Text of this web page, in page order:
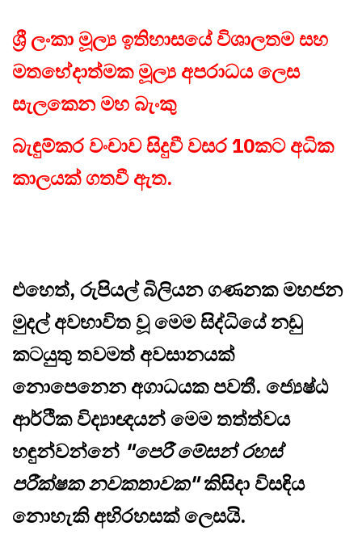
ශ්‍රී ලංකා මූල්‍ය ඉතිහාසයේ විශාලතම සහ
මතභේදාත්මක මූල්‍ය අපරාධය ලෙස
සැලකෙන මහ බැංකු
බැඳුම්කර වංචාව සිදුවී වසර 10කට අධික
කාලයක් ගතවී ඇත.
එහෙත්, රුපියල් බිලියන ගණනක මහජන
මුදල් අවභාවිත වූ මෙම සිද්ධියේ නඩු
කටයුතු තවමත් අවසානයක්
නොපෙනෙන අගාධයක පවතී. ජ්‍යෙෂ්ඨ
ආර්ථික විද්‍යාඥයන් මෙම තත්ත්වය
හඳුන්වන්නේ "පෙරී මේසන් රහස්
පරීක්ෂක නවකතාවක"කිසිදා විසඳිය
නොහැකි අභිරහසක් ලෙසයි.